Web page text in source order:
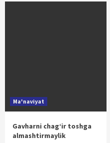
Ma'naviyat
Gavharni chag‘ir toshga
almashtirmaylik